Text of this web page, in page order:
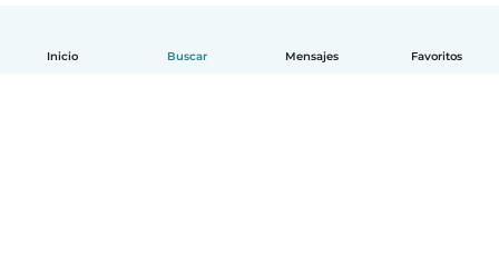
Inicio Buscar Mensajes Favoritos